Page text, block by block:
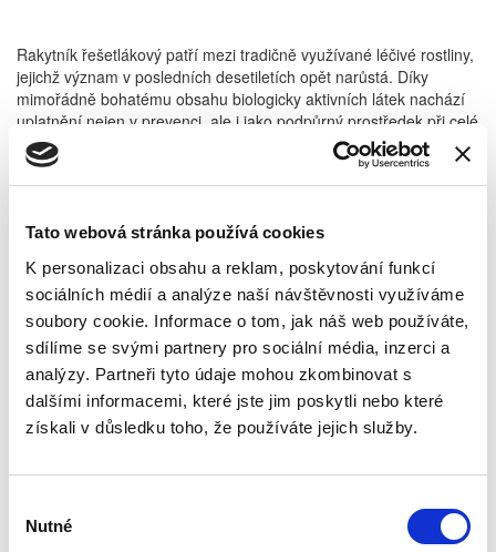
Tato webová stránka používá cookies
K personalizaci obsahu a reklam, poskytování funkcí
sociálních médií a analýze naší návštěvnosti využíváme
soubory cookie. Informace o tom, jak náš web používáte,
sdílíme se svými partnery pro sociální média, inzerci a
analýzy. Partneři tyto údaje mohou zkombinovat s
dalšími informacemi, které jste jim poskytli nebo které
získali v důsledku toho, že používáte jejich služby.
souhlasu
Nutné
Rakytník řešetlákový patří mezi tradičně využívané léčivé rostliny,
jejichž význam v posledních desetiletích opět narůstá. Díky
mimořádně bohatému obsahu biologicky aktivních látek nachází
uplatnění nejen v prevenci, ale i jako podpůrný prostředek při celé
řadě onemocnění.
farmaceutické účely se využívají především jeho plody, případně
vysokým obsahem vitaminu C (patří mezi rostliny s jeho
nejvyšším obsahem), ale obsahují i další vitamíny (A, E, K a
některé vitaminy B) a minerální látky.
Z hlediska farmakologických vlastností jsou významné zejména:
• flavonoidy
• karotenoidy
• nenasycené mastné kyseliny (omega-3, -6, -7 a -9)